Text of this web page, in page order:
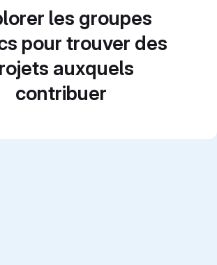
les groupes
pour trouver des
auxquels
contribuer